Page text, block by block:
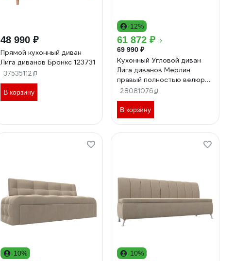
48 990 ₽
Прямой кухонный диван
Лига диванов Бронкс 123731
37535112
В корзину
-12%
61 872 ₽
69 990 ₽
Кухонный Угловой диван
Лига диванов Мерлин
правый полностью велюр
серый 109428
28081076
В корзину
-10% -10%